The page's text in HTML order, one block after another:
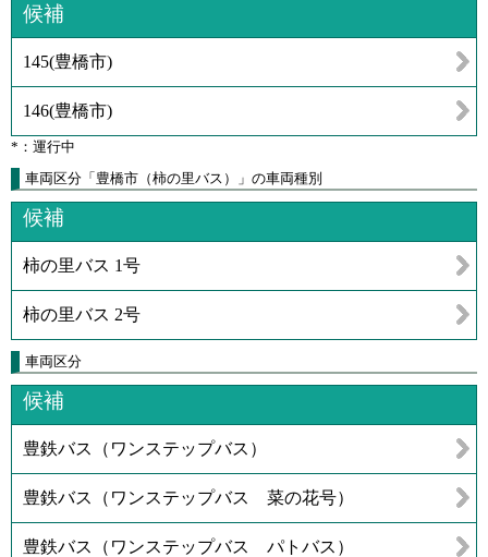
候補
145(豊橋市)
146(豊橋市)
*：運行中
車両区分「豊橋市（柿の里バス）」の車両種別
候補
柿の里バス 1号
柿の里バス 2号
車両区分
候補
豊鉄バス（ワンステップバス）
豊鉄バス（ワンステップバス 菜の花号）
豊鉄バス（ワンステップバス パトバス）